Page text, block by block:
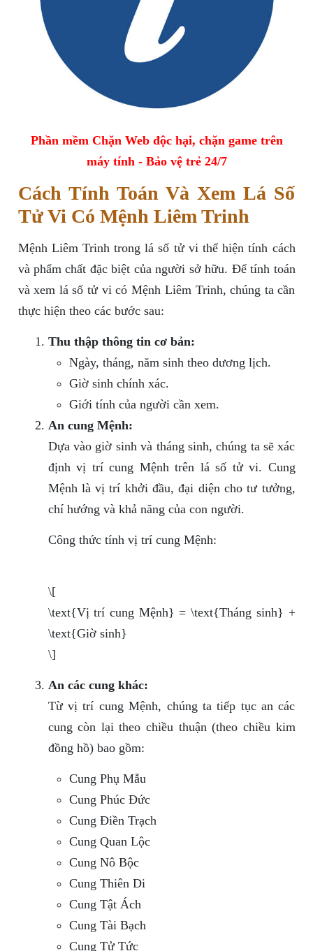
Phần mềm Chặn Web độc hại, chặn game trên
máy tính - Bảo vệ trẻ 24/7
Cách Tính Toán Và Xem Lá Số
Tử Vi Có Mệnh Liêm Trinh
Mệnh Liêm Trinh trong lá số tử vi thể hiện tính cách
và phẩm chất đặc biệt của người sở hữu. Để tính toán
và xem lá số tử vi có Mệnh Liêm Trinh, chúng ta cần
thực hiện theo các bước sau:
Thu thập thông tin cơ bản:
Ngày, tháng, năm sinh theo dương lịch.
Giờ sinh chính xác.
Giới tính của người cần xem.
An cung Mệnh:
Dựa vào giờ sinh và tháng sinh, chúng ta sẽ xác
định vị trí cung Mệnh trên lá số tử vi. Cung
Mệnh là vị trí khởi đầu, đại diện cho tư tưởng,
chí hướng và khả năng của con người.
Công thức tính vị trí cung Mệnh:
\[
\text{Vị trí cung Mệnh} = \text{Tháng sinh} +
\text{Giờ sinh}
\]
An các cung khác:
Từ vị trí cung Mệnh, chúng ta tiếp tục an các
cung còn lại theo chiều thuận (theo chiều kim
đồng hồ) bao gồm:
Cung Phụ Mẫu
Cung Phúc Đức
Cung Điền Trạch
Cung Quan Lộc
Cung Nô Bộc
Cung Thiên Di
Cung Tật Ách
Cung Tài Bạch
Cung Tử Tức